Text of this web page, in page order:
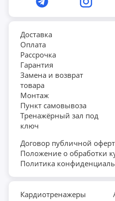
Гантель имеет 15 уровней
Система, используемая в
затраты времени на
сэкономить свободное
комплекте имеется подставка-
Регулируемая гантель – это
полноценных силовых
условиях, так и в
ограничений в применении и
выбирать необходимый
Доставка
Оплата
Рассрочка
Гарантия
Замена и возврат
товара
Монтаж
Пункт самовывоза
Тренажёрный зал под
ключ
Договор публичной
Положение о обработки
Политика
Кардиотренажеры